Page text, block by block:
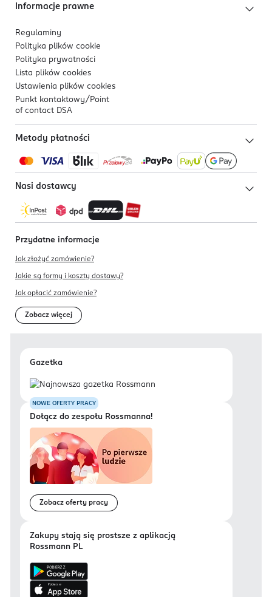
Informacje prawne
Regulaminy
Polityka plików cookie
Polityka prywatności
Lista plików cookies
Ustawienia plików cookies
Punkt kontaktowy/ Point
of contact DSA
Metody płatności
Nasi dostawcy
Przydatne informacje
Jak złożyć zamówienie?
Jakie są formy i koszty dostawy?
Jak opłacić zamówienie?
Zobacz więcej
Gazetka
NOWE OFERTY PRACY
Dołącz do zespołu Rossmanna!
Zobacz oferty pracy
Zakupy stają się prostsze z aplikacją
Rossmann PL